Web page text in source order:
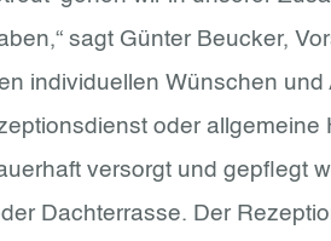
sagt Günter Beucker,
individuellen Wünschen
oder
versorgt und gepflegt
Dachterrasse. Der